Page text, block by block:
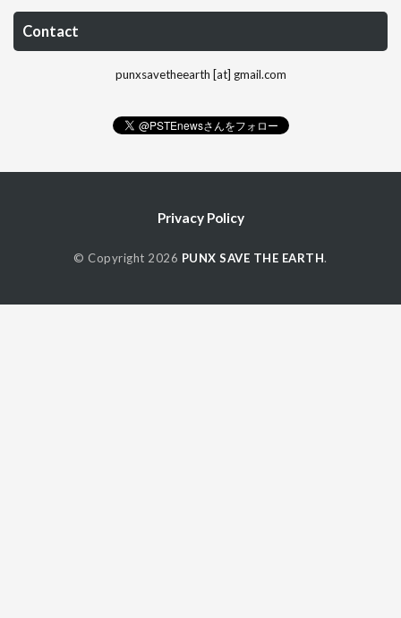
Contact
punxsavetheearth [at] gmail.com
Privacy Policy
© Copyright 2026 PUNX SAVE THE EARTH.